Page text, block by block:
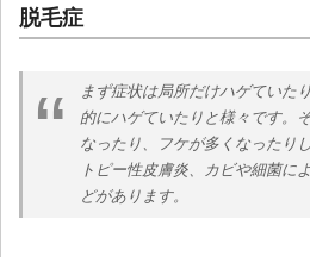
脱毛症
まず症状は局所だけハゲていた
的にハゲていたりと様々です。
なったり、フケが多くなったり
トピー性皮膚炎、カビや細菌に
どがあります。